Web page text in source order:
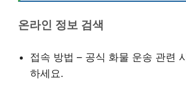
온라인 정보 검색
접속 방법 – 공식 화물 운송 관련
하세요.